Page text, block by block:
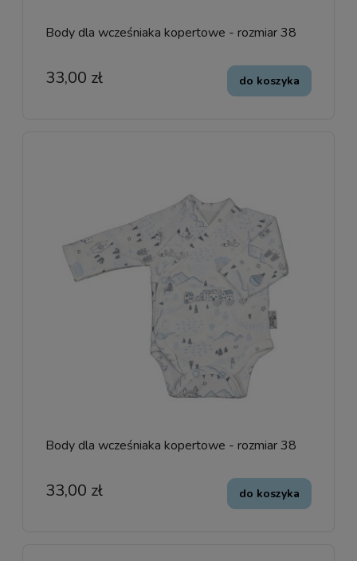
Body dla wcześniaka kopertowe - rozmiar 38
33,00 zł do koszyka
Body dla wcześniaka kopertowe - rozmiar 38
33,00 zł do koszyka